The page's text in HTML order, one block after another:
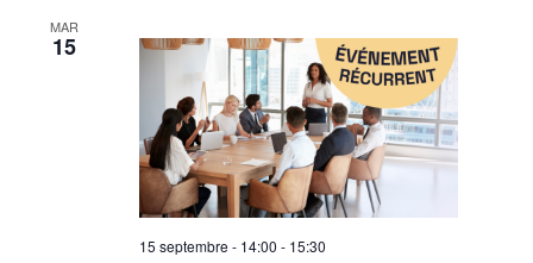
MAR
15
15 septembre - 14:00 - 15:30